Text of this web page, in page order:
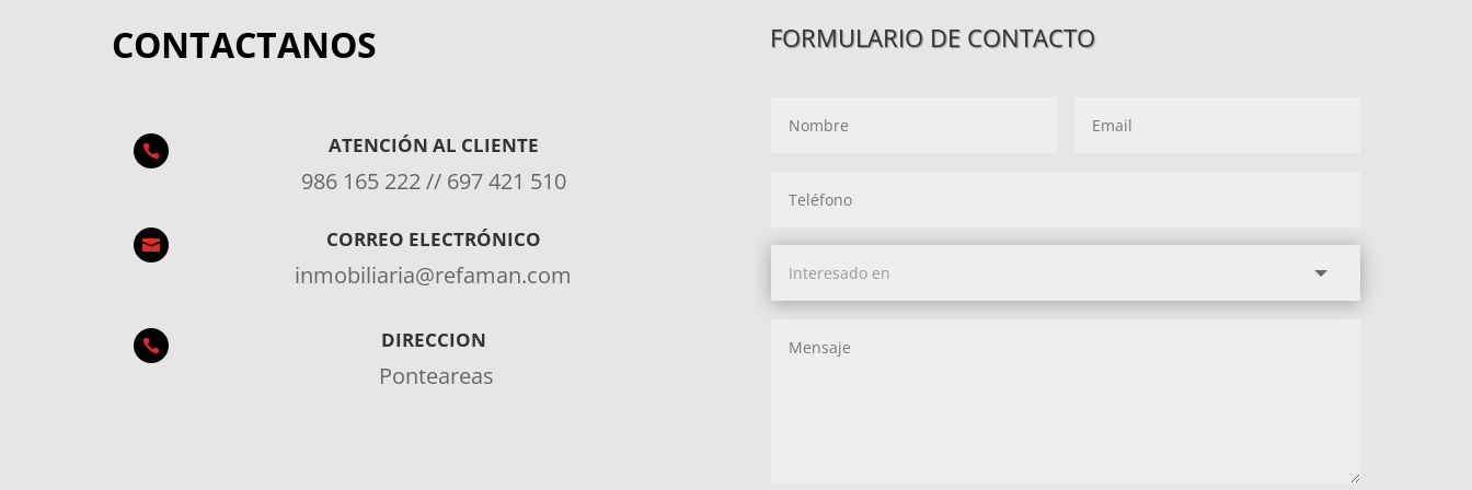
CONTACTANOS
 ATENCIÓN AL CLIENTE
986 165 222 // 697 421 510
 CORREO ELECTRÓNICO
inmobiliaria@refaman.com
 DIRECCION
Ponteareas
FORMULARIO DE CONTACTO